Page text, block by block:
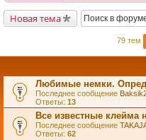
Новая тема
79 тем
Любимые немки.
Последнее сообщение
Ответы: 13
Все известные клейма
Последнее сообщение
Ответы: 62